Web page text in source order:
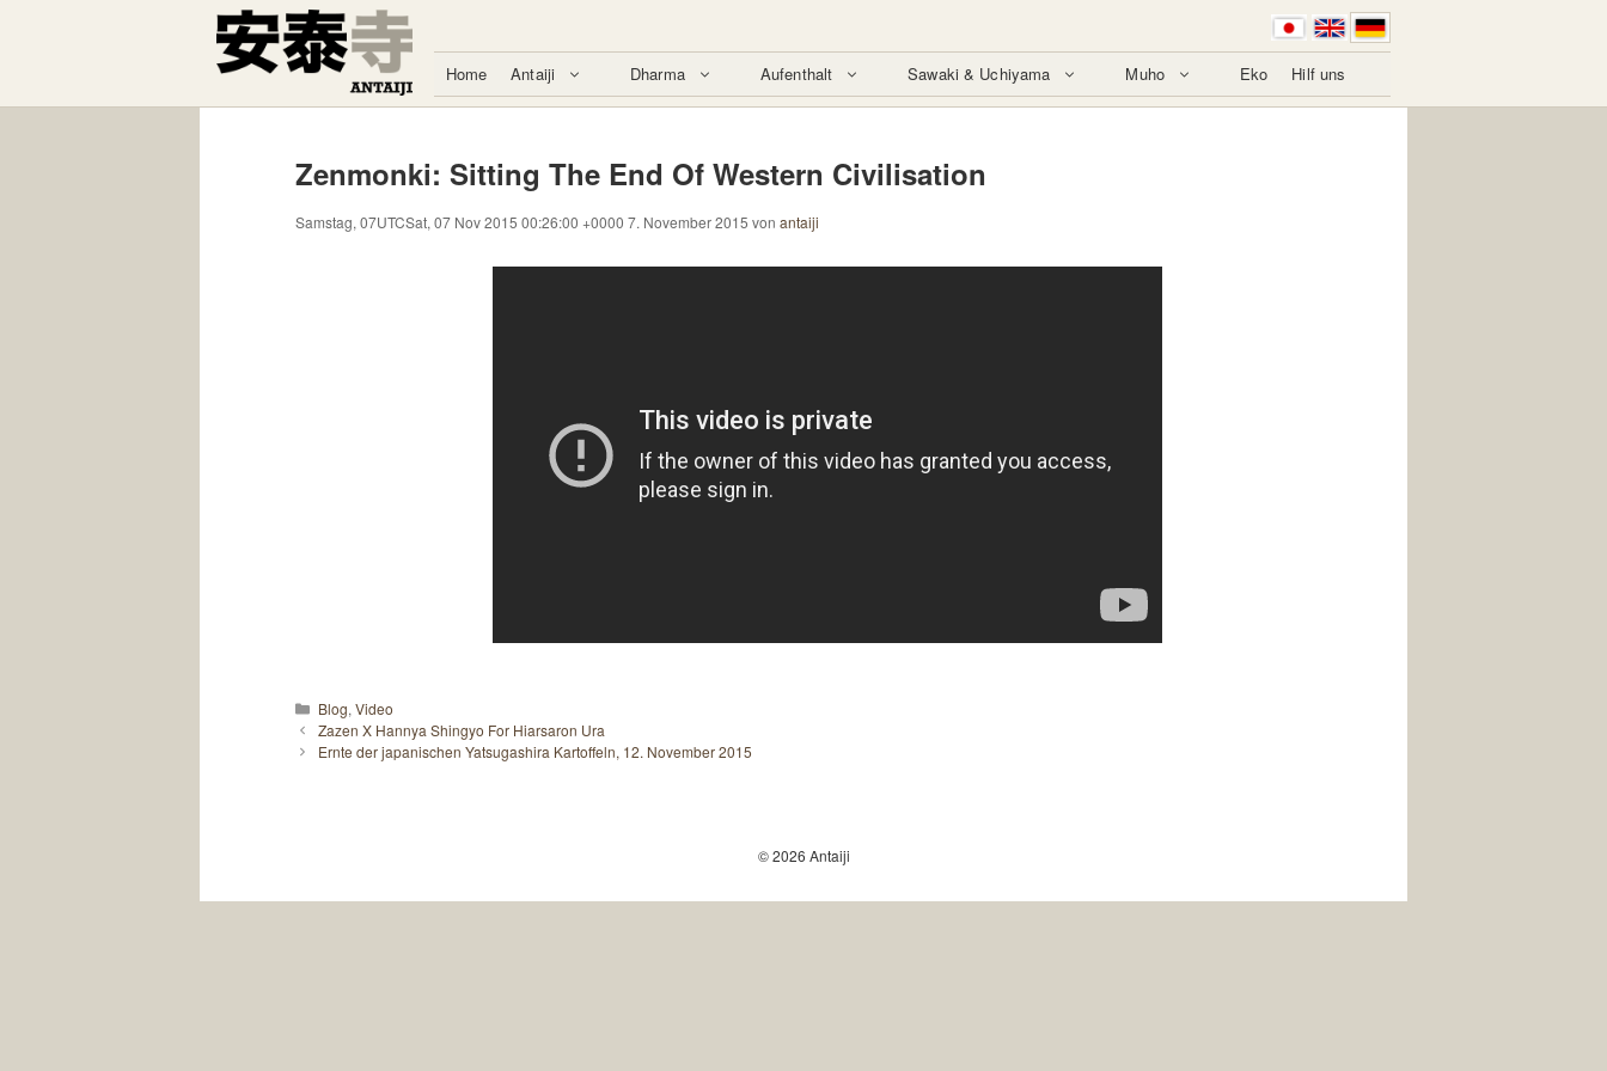
Home Antaiji Dharma Aufenthalt Sawaki & Uchiyama Muho Eko Hilf uns
Zenmonki: Sitting The End Of Western Civilisation
Samstag, 07UTCSat, 07 Nov 2015 00:26:00 +0000 7. November 2015 von antaiji
Kategorien
Blog,Video
Zazen X Hannya Shingyo For Hiarsaron Ura
Ernte der japanischen Yatsugashira Kartoffeln, 12. November 2015
© 2026 Antaiji